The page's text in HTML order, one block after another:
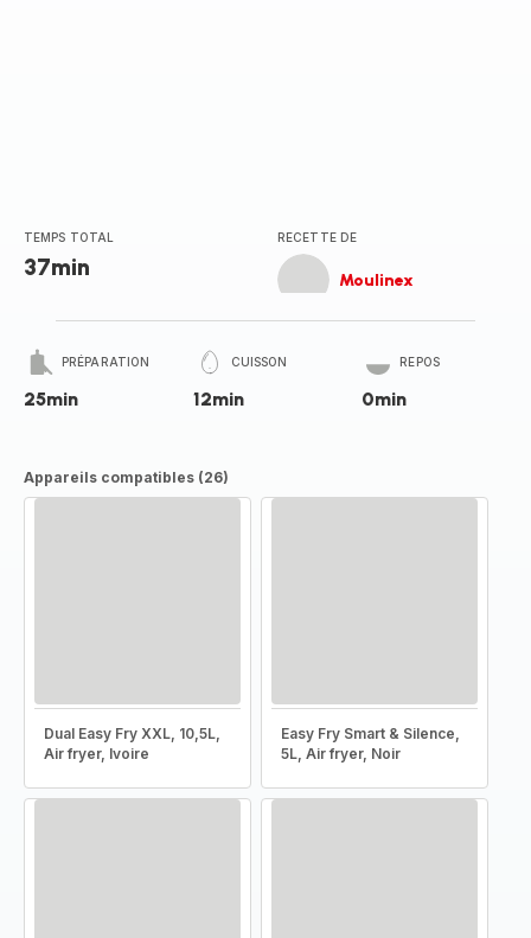
TEMPS TOTAL
37min
RECETTE DE
Moulinex
PRÉPARATION
25min
CUISSON
12min
REPOS
0min
Appareils compatibles (26)
Dual Easy Fry XXL, 10,5L,
Air fryer, Ivoire
Easy Fry Smart & Silence,
5L, Air fryer, Noir